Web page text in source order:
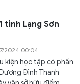
tỉnh Lạng Sơn
2024 00:04
kiện học tập có phần
Đình Thanh